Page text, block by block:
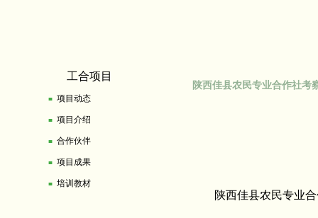
工合项目
■ 项目动态
■ 项目介绍
■ 合作伙伴
■ 项目成果
■ 培训教材
陕西佳县农民专业合作社考
陕西佳县农民专业